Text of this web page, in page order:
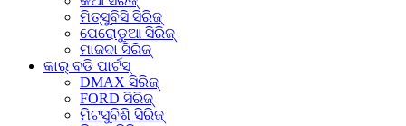
ମିତ୍ସୁବିସି ସିରିଜ୍
ପେରୋଡୁଆ ସିରିଜ୍
ମାଜଦା ସିରିଜ୍
କାର୍ ବଡି ପାର୍ଟସ୍
DMAX ସିରିଜ୍
FORD ସିରିଜ୍
ମିଟସୁବିଶି ସିରିଜ୍